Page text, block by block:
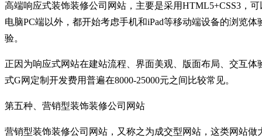
高端响应式装饰装修公司网站，主要是采用HTML5+CSS3，
电脑PC端以外，都开始考虑手机和iPad等移动端设备的浏览
验。
正因为响应式网站在建站流程、界面美观、版面布局、交互
式G网定制开发费用普遍在8000-25000元之间比较常见。
第五种、营销型装饰装修公司网站
营销型装饰装修公司网站，又称之为成交型网站，这类网站